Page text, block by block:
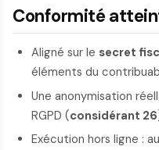
Conformité
Aligné sur le secret
éléments du
Une anonymisation
RGPD (considérant 26
Exécution hors ligne :